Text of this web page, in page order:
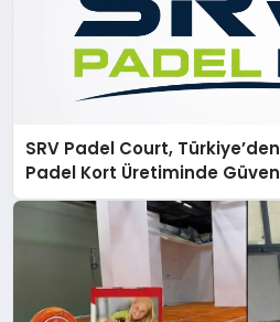
SRV Padel Court,
Padel Kort Üretiminde